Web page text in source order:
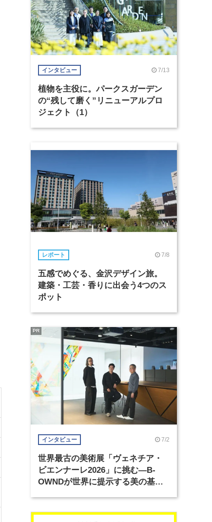
インタビュー 7/13
植物を主役に。パークスガーデン
の“残して磨く”リニューアルプロ
ジェクト（1）
レポート 7/8
五感でめぐる、金沢デザイン旅。
建築・工芸・香りに出会う4つのス
ポット
インタビュー 7/2
世界最古の美術展「ヴェネチア・
ビエンナーレ2026」に挑む―B-
OWNDが世界に提示する美の基準
PR